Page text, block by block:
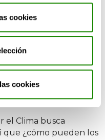
cookies
cookies
expertos, los propios
Y en todo
mantendrá la que es
a todos y nos
y la transparencia,
a cero emisiones
el Clima busca
que ¿cómo pueden los